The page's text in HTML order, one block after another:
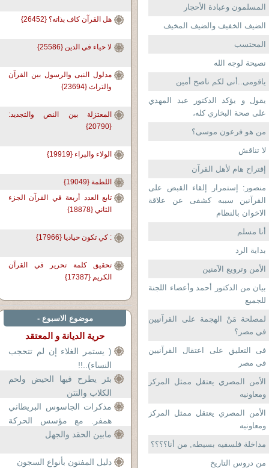
المسلمون وعبادة الأحجار
الضيف الخفيف والضيف المخيف
المحتسب
نصيحة لوجه الله
ياقومى..أنى لكم ناصح أمين
يقول و يؤكد الدكتور عبد المهدي
على صحة البخاري كله،
من هو فرعون موسى؟
لا تناقش
إقتراح هام لأهل القرآن
منصور: إستمرار إلقاء القبض على
القرآنين سببه كشفى عن علاقة
الاخوان بالنظام
أنا مسلم
بداية الرد
الأمن وترويع الآمنين
بيان من الدكتور أحمد وأعضاء اللجنة
للجميع
لمصلحة مَنْ الهجمة على القرآنيين
في مصر؟
فى التعليق على اعتقال القرآنيين
فى مصر
الأمن المصري يعتقل ممثل المركز
ومعاونيه
الأمن المصري يعتقل ممثل المركز
ومعاونيه
مداخلة فلسفيه بسيطه, من أنا؟؟؟؟
من دروس التاريخ
هل القرآن كاف بذاته؟ {26452}
لا حياء في الدين {25586}
مدلول النبى والرسول بين القرآن
والتراث {23694}
المعتزلة بين النص والتجديد:
{20790}
الولاء والبراء {19919}
اللطمة {19049}
تابع العدد أربعة في القرآن الجزء
الثاني {18878}
: كي تكون حياديا {17966}
تحقيق كلمة تحرير في القرآن
الكريم {17387}
موضوع الاسبوع -
حرية الديانة و المعتقد
( يستمر الغلاء إن لم تتحجب
النساء)..!!
بئر يطرح فيها الحيض ولحم
الكلاب والنتن
مذكرات الجاسوس البريطاني
همفر. مع مؤسس الحركة
الوهابية محمد بن عبد الو
مابين الحقد والجهل
دليل المفتون بأنواع السجون